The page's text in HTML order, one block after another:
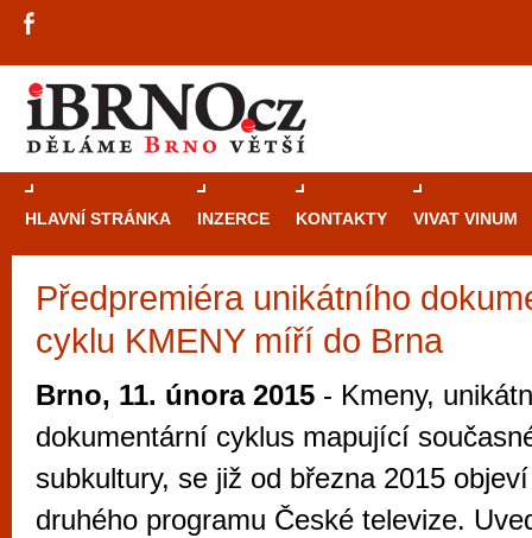
HLAVNÍ STRÁNKA INZERCE KONTAKTY VIVAT VINUM
Předpremiéra unikátního
cyklu KMENY míří do Brna
Brno, 11. února 2015 - Kmeny,
dokumentární cyklus mapující
subkultury, se již od března 2015
druhého programu České televize.
Průvodce
Brně: Od
Brno je
zajímavé
restaurace,
Mimo jiné je ale také místem, kde si